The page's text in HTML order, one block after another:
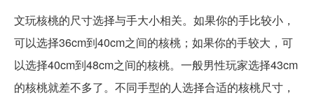
文玩核桃的尺寸选择与手大小相关。如果你的手比较小，
可以选择36cm到40cm之间的核桃；如果你的手较大，可
以选择40cm到48cm之间的核桃。一般男性玩家选择43cm
的核桃就差不多了。不同手型的人选择合适的核桃尺寸，